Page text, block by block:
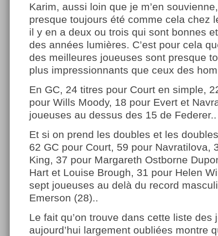
Karim, aussi loin que je m’en
presque toujours été comme cela chez
il y en a deux ou trois qui sont bonnes
des années lumières. C’est pour cela
des meilleures joueuses sont presque
plus impressionnants que ceux des
En GC, 24 titres pour Court en simple,
pour Wills Moody, 18 pour Evert et
joueuses au dessus des 15 de Federer..
Et si on prend les doubles et les
62 GC pour Court, 59 pour Navratilova,
King, 37 pour Margareth Ostborne
Hart et Louise Brough, 31 pour Helen
sept joueuses au delà du record
Emerson (28)..
Le fait qu’on trouve dans cette liste des
aujourd’hui largement oubliées montre